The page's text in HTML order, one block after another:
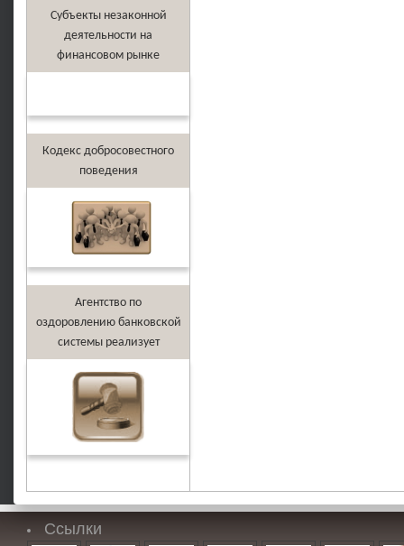
Субъекты незаконной
деятельности на
финансовом рынке
Кодекс добросовестного
поведения
Агентство по
оздоровлению банковской
системы реализует
Ссылки